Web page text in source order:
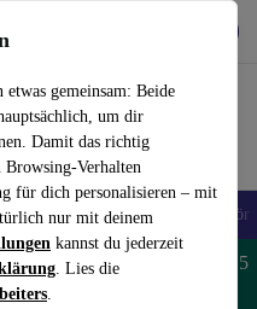
etwas gemeinsam: Beide
um dir
Damit das richtig
Verhalten
für dich personalisieren – mit
nur mit deinem
kannst du jederzeit
. Lies die
.
Tablets Smartwatches Zubehör
und iPads – Code: MACPAD5